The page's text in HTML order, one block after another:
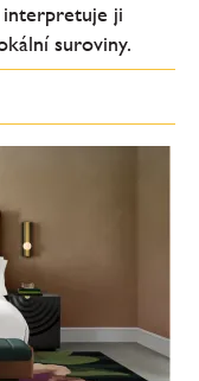
interpretuje ji
suroviny.